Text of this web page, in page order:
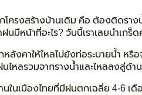
ครงสร้างบ้านเดิม คือ ต้องติดรา
มีหน้าที่อะไร? วันนี้เราเลยนำเกร็
งคาให้ไหลไปยังท่อระบายน้ำ หรื
หลรวมจากรางน้ำและไหลลงสู่ด้า
นเมืองไทยที่มีฝนตกเฉลี่ย 4-6 เ